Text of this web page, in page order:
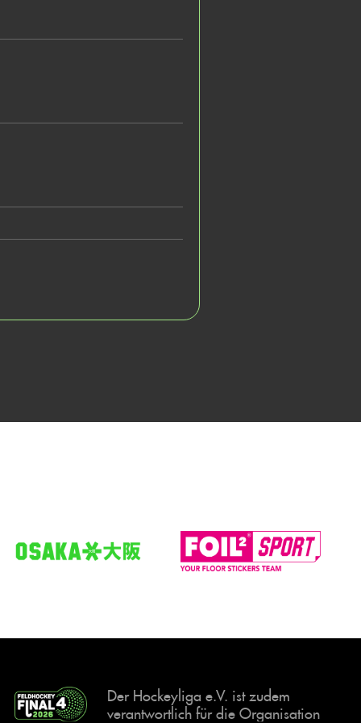
Der Hockeyliga e.V. ist zudem
verantwortlich für die Organisation